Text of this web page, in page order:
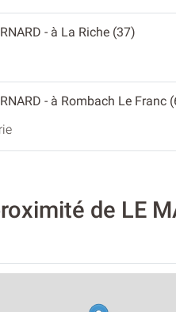
- à La Riche (37)
- à Rombach Le Franc
de LE